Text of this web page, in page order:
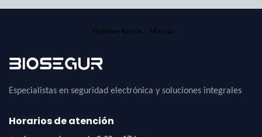
Quienes Somos Marcas
Especialistas en seguridad electrónica y soluciones integrales
Horarios de atención